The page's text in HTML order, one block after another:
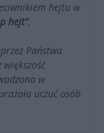
hejtu w
hejt".
Państwa
w
uczuć osób